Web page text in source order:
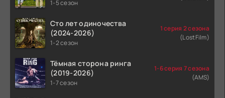
1-5 сезон
Сто лет одиночества
(2024-2026)
1-2 сезон
1 серия 2 сезона
(LostFilm)
Тёмная сторона ринга
(2019-2026)
1-7 сезон
1-6 серия 7 сезона
(AMS)